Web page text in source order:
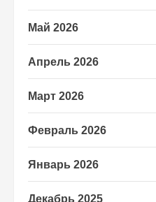
Май 2026
Апрель 2026
Март 2026
Февраль 2026
Январь 2026
Декабрь 2025